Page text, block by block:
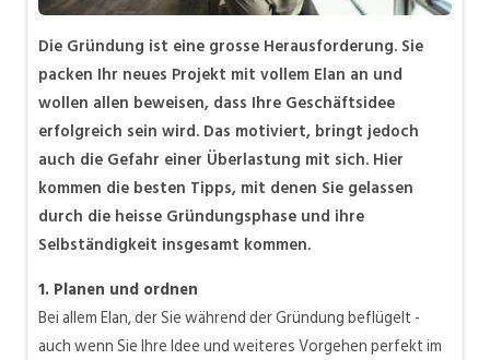
Die Gründung ist eine grosse Herausforderung. Sie
packen Ihr neues Projekt mit vollem Elan an und
wollen allen beweisen, dass Ihre Geschäftsidee
erfolgreich sein wird. Das motiviert, bringt jedoch
auch die Gefahr einer Überlastung mit sich. Hier
kommen die besten Tipps, mit denen Sie gelassen
durch die heisse Gründungsphase und ihre
Selbständigkeit insgesamt kommen.
1. Planen und ordnen
Bei allem Elan, der Sie während der Gründung beflügelt -
auch wenn Sie Ihre Idee und weiteres Vorgehen perfekt im